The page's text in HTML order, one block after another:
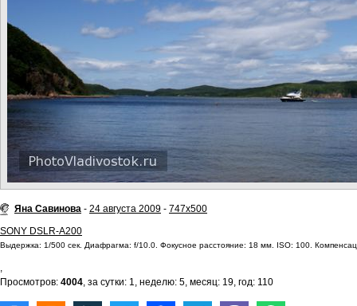
Яна Савинова - 24 августа 2009 - 747x500
SONY DSLR-A200
Выдержка: 1/500 сек. Диафрагма: f/10.0. Фокусное расстояние: 18 мм. ISO: 100.
,
Просмотров: 4004, за сутки: 1, неделю: 5, месяц: 19, год: 110